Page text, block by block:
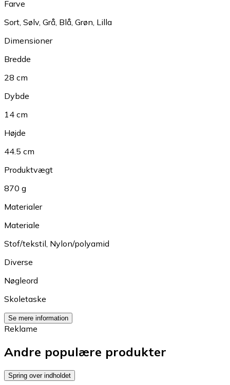
Farve
Sort, Sølv, Grå, Blå, Grøn, Lilla
Dimensioner
Bredde
28 cm
Dybde
14 cm
Højde
44.5 cm
Produktvægt
870 g
Materialer
Materiale
Stof/tekstil, Nylon/polyamid
Diverse
Nøgleord
Skoletaske
Se mere information
Reklame
Andre populære produkter
Spring over indholdet